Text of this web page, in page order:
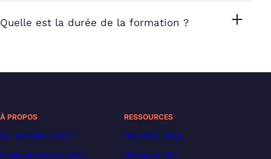
Quelle est la durée de la formation ?
À PROPOS
Qui sommes-nous ?
Financements et tarifs
RESSOURCES
Decoded | Blog
Découvrir n8n